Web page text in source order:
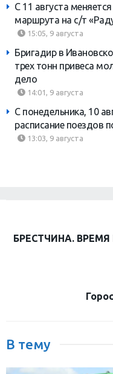
С 11 августа
маршрута на с/т
15:05, 9 августа
Бригадир в
трех тонн привеса
дело
14:01, 9 августа
С понедельника, 10
расписание поездов
13:03, 9 августа
БРЕСТЧИНА. ВРЕМЯ
В тему